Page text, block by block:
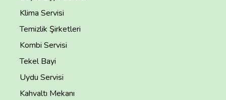
Klima Servisi
Temizlik Şirketleri
Kombi Servisi
Tekel Bayi
Uydu Servisi
Kahvaltı Mekanı